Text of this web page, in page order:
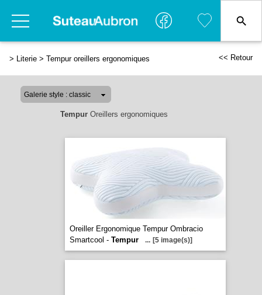
> Literie > Tempur oreillers ergonomiques << Retour
TempurOreillers ergonomiques
Oreiller Ergonomique Tempur Ombracio
Smartcool - Tempur ... [5 image(s)]